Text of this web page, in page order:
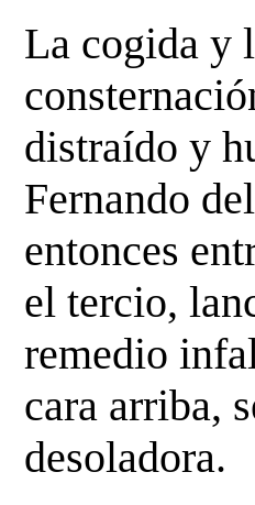
La cogida y
distraído y
Fernando
entonces
el tercio,
remedio
cara arriba,
desoladora.